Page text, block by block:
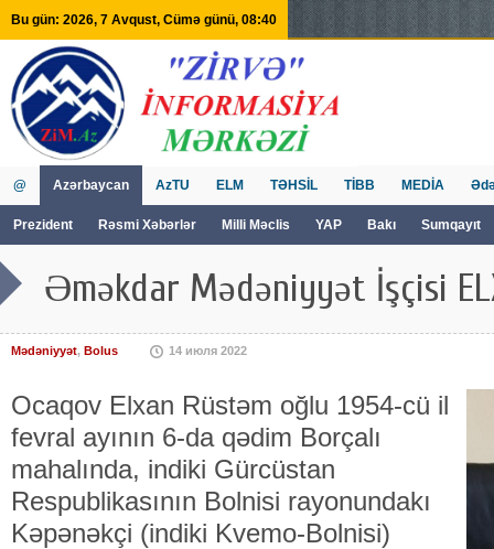
Bu gün: 2026, 7 Avqust, Cümə günü, 08:40
@ Azərbaycan
Prezident Rəsmi Xəbərlər Milli Məclis YAP Bakı Sumqayıt
AzTU ELM TƏHSİL TİBB MEDİA
Əməkdar Mədəniyyət İşçisi
Mədəniyyət, Bolus 14 июля 2022
Ocaqov Elxan Rüstəm oğlu 1954-cü il
fevral ayının 6-da qədim Borçalı
mahalında, indiki Gürcüstan
Respublikasının Bolnisi rayonundakı
Kəpənəkçi (indiki Kvemo-Bolnisi)